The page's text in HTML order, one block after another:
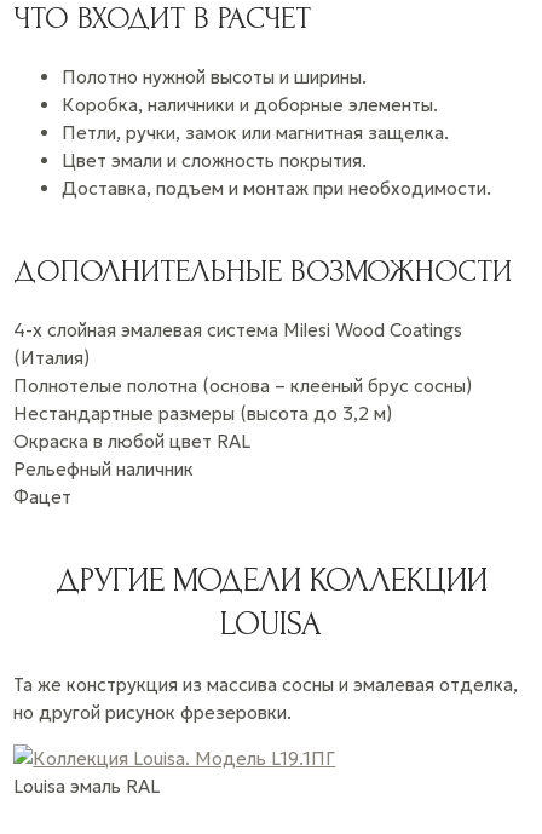
ЧТО ВХОДИТ В РАСЧЕТ
Полотно нужной высоты и ширины.
Коробка, наличники и доборные элементы.
Петли, ручки, замок или магнитная защелка.
Цвет эмали и сложность покрытия.
Доставка, подъем и монтаж при необходимости.
ДОПОЛНИТЕЛЬНЫЕ ВОЗМОЖНОСТИ
4-х слойная эмалевая система Milesi Wood Coatings
(Италия)
Полнотелые полотна (основа – клееный брус сосны)
Нестандартные размеры (высота до 3,2 м)
Окраска в любой цвет RAL
Рельефный наличник
Фацет
ДРУГИЕ МОДЕЛИ КОЛЛЕКЦИИ
LOUISA
Та же конструкция из массива сосны и эмалевая отделка,
но другой рисунок фрезеровки.
Louisa эмаль RAL